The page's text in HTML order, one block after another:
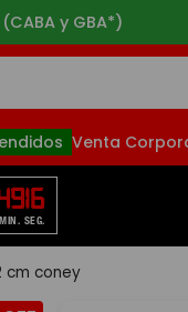
y GBA*)
Venta
MIN.
15
SEG.
cm coney